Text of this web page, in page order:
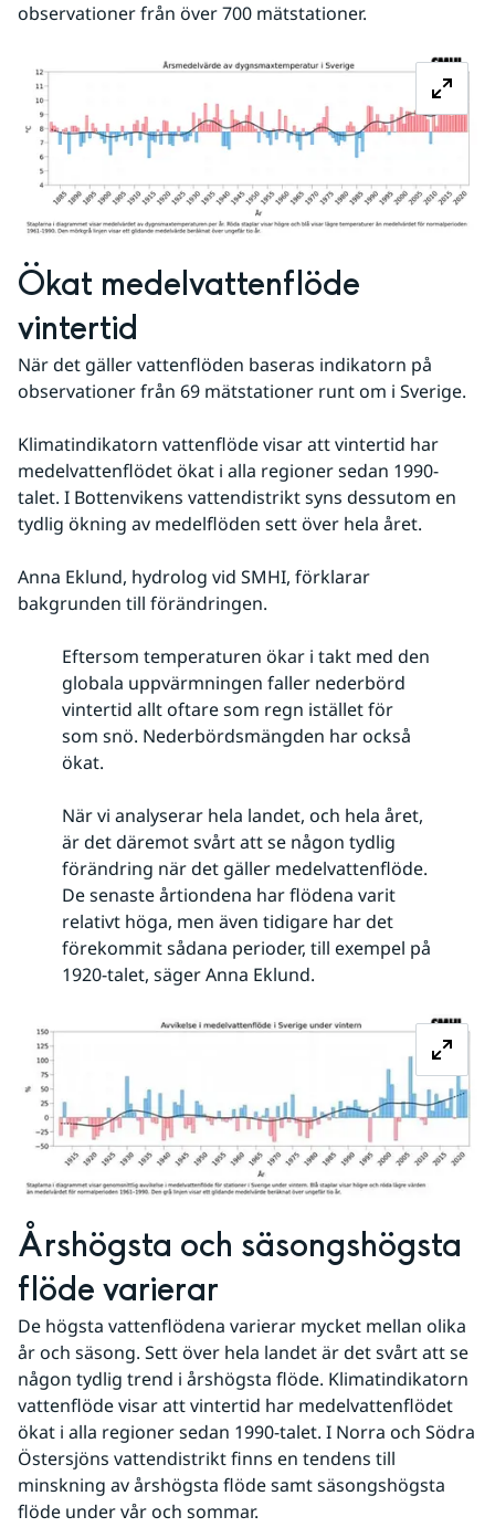
observationer från över 700 mätstationer.
Ökat medelvattenflöde
vintertid
När det gäller vattenflöden baseras indikatorn på
observationer från 69 mätstationer runt om i Sverige.
Klimatindikatorn vattenflöde visar att vintertid har
medelvattenflödet ökat i alla regioner sedan 1990-
talet. I Bottenvikens vattendistrikt syns dessutom en
tydlig ökning av medelflöden sett över hela året.
Anna Eklund, hydrolog vid SMHI, förklarar
bakgrunden till förändringen.
Eftersom temperaturen ökar i takt med den
globala uppvärmningen faller nederbörd
vintertid allt oftare som regn istället för
som snö. Nederbördsmängden har också
ökat.
När vi analyserar hela landet, och hela året,
är det däremot svårt att se någon tydlig
förändring när det gäller medelvattenflöde.
De senaste årtiondena har flödena varit
relativt höga, men även tidigare har det
förekommit sådana perioder, till exempel på
1920-talet, säger Anna Eklund.
Årshögsta och säsongshögsta
flöde varierar
De högsta vattenflödena varierar mycket mellan olika
år och säsong. Sett över hela landet är det svårt att se
någon tydlig trend i årshögsta flöde. Klimatindikatorn
vattenflöde visar att vintertid har medelvattenflödet
ökat i alla regioner sedan 1990-talet. I Norra och Södra
Östersjöns vattendistrikt finns en tendens till
minskning av årshögsta flöde samt säsongshögsta
flöde under vår och sommar.